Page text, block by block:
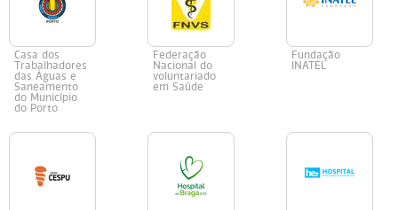
Casa dos
Trabalhadores
das Águas e
Saneamento
do Município
do Porto
Federação
Nacional do
voluntariado
em Saúde
Fundação
INATEL